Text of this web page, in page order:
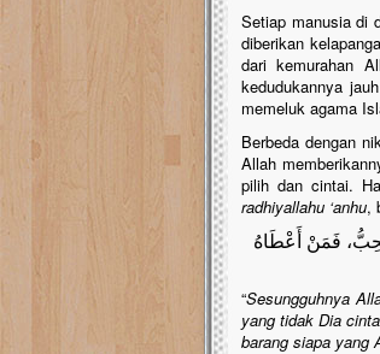
Setiap manusia di
diberikan
dari kemurahan
kedudukannya
memeluk agama
Berbeda dengan
Allah
pilih dan cintai.
radhiyallahu ‘anhu
فَمَنْ أَعْطَاهُ
“Sesungguhnya
yang tidak Dia
barang siapa yang